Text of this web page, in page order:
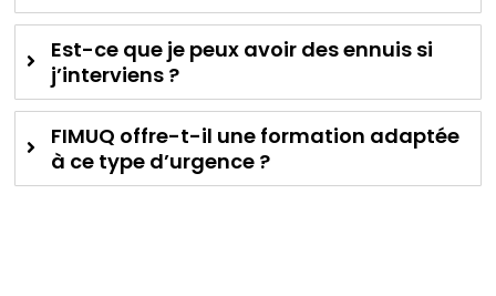
Est-ce que je peux avoir des ennuis si
j’interviens ?
FIMUQ offre-t-il une formation adaptée
à ce type d’urgence ?